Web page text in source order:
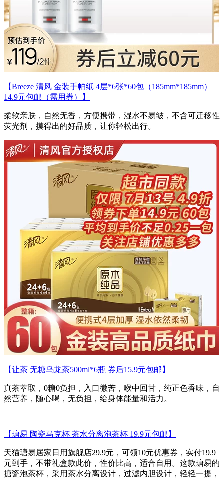
【Breeze 清风 金装手帕纸 4层*6张*60包（185mm*185mm）
14.9元包邮（需用券）】
柔软亲肤，自然无香，方便携带，湿水不易皱，不含可迁移性
荧光剂，摸得出的好品质，让你轻松出行。
【让茶 无糖乌龙茶500ml*6瓶 券后15.9元包邮】
真茶萃取，0糖0负担，入口微苦，喉中回甘，纯正色香味，自
然营养，随心喝，无负担，给身体能量和活力。
【瑭易 陶瓷马克杯 茶水分离泡茶杯 19.9元包邮】
天猫瑭易居家日用旗舰店29.9元，可领10元优惠券，实付19.9
元到手，不带礼盒款此价，性价比高，适合自用。这款瑭易的
搪瓷泡茶杯，采用茶水分离设计，过滤内胆设计，轻轻一提，